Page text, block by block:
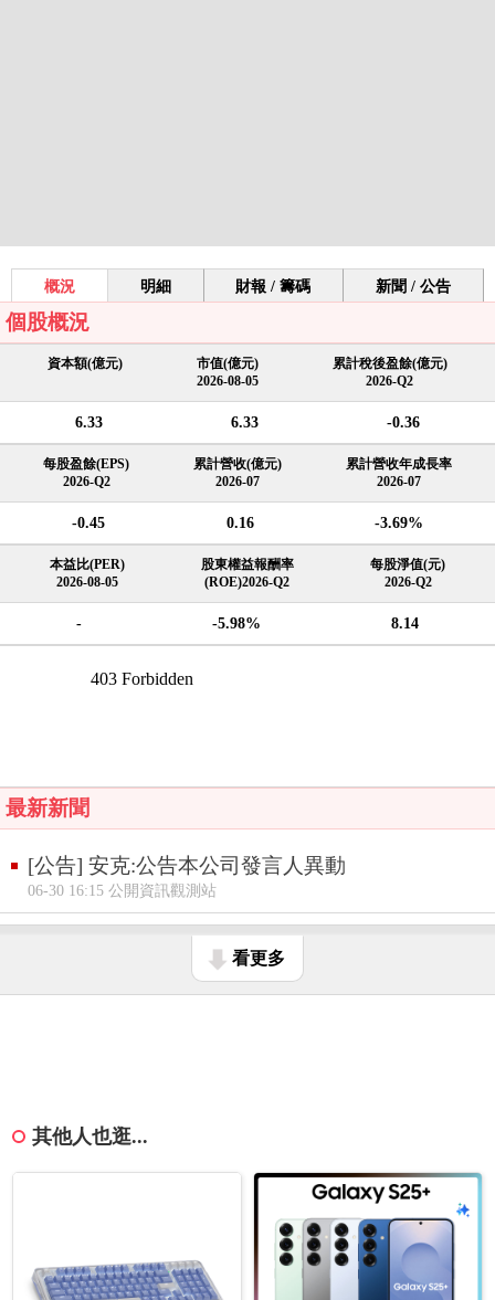
概況 明細 財報 / 籌碼 新聞 / 公告
個股概況
資本額(億元)
市值(億元)
2026-08-05
累計稅後盈餘(億元)
2026-Q2
6.33 6.33 -0.36
每股盈餘(EPS)
2026-Q2
累計營收(億元)
2026-07
累計營收年成長率
2026-07
-0.45 0.16 -3.69%
本益比(PER)
2026-08-05
股東權益報酬率
(ROE)2026-Q2
每股淨值(元)
2026-Q2
- -5.98% 8.14
最新新聞
[公告] 安克:公告本公司發言人異動
06-30 16:15 公開資訊觀測站
看更多
其他人也逛...